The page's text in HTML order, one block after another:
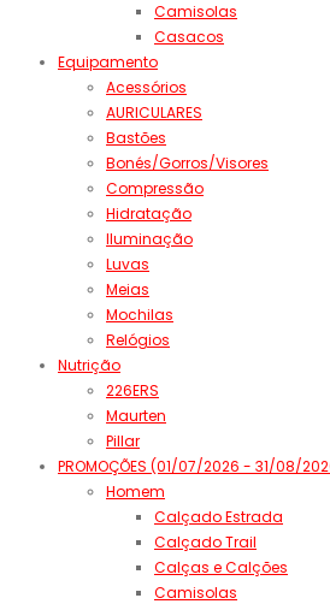
Camisolas
Casacos
Equipamento
Acessórios
AURICULARES
Bastões
Bonés/Gorros/Visores
Compressão
Hidratação
Iluminação
Luvas
Meias
Mochilas
Relógios
Nutrição
226ERS
Maurten
Pillar
PROMOÇÕES (01/07/2026 - 31/08/
Homem
Calçado Estrada
Calçado Trail
Calças e Calções
Camisolas